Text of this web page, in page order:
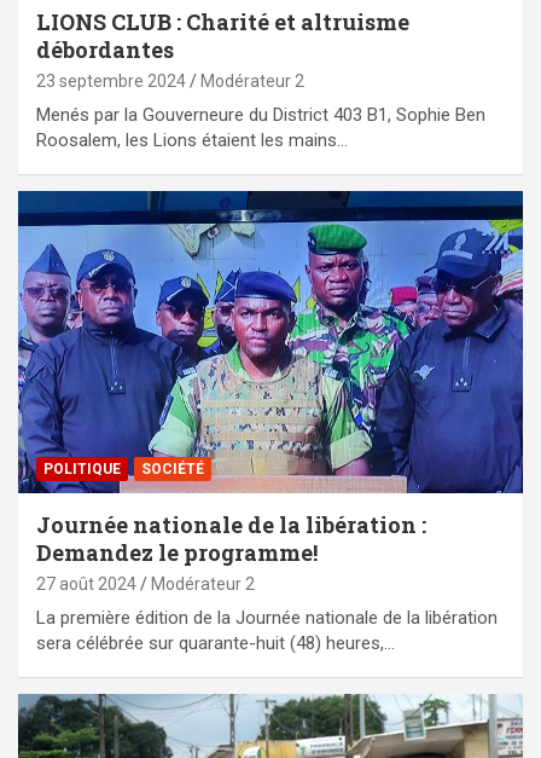
LIONS CLUB : Charité et altruisme
débordantes
23 septembre 2024 Modérateur 2
Menés par la Gouverneure du District 403 B1, Sophie Ben
Roosalem, les Lions étaient les mains…
POLITIQUE SOCIÉTÉ
Journée nationale de la libération :
Demandez le programme!
27 août 2024 Modérateur 2
La première édition de la Journée nationale de la libération
sera célébrée sur quarante-huit (48) heures,…